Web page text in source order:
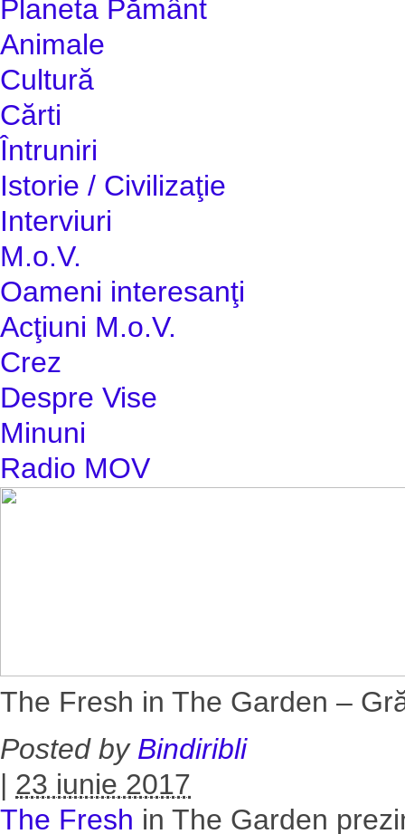
Planeta Pământ
Animale
Cultură
Cărti
Întruniri
Istorie / Civilizaţie
Interviuri
M.o.V.
Oameni interesanţi
Acţiuni M.o.V.
Crez
Despre Vise
Minuni
Radio MOV
The Fresh in The Garden –
Posted by Bindiribli
| 23 iunie 2017
The Fresh in The Garden